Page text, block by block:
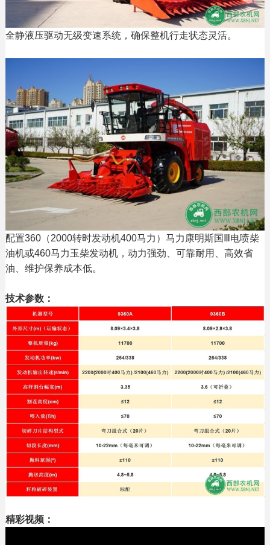
全静液压驱动无级变速系统，确保整机行走状态灵活。
配置360（2000转时发动机400马力）马力康明斯国Ⅲ电喷柴
油机或460马力玉柴发动机，动力强劲、可靠耐用、高效省
油、维护保养成本低。
技术参数：
精彩视频：